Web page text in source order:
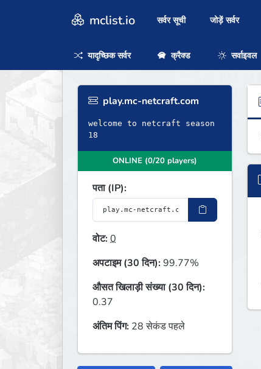
mclist.io सर्वर सूची जोड़ें सर्वर
यादृच्छिक सर्वर क्रैक्ड सर्वाइवल
play.mc-netcraft.com
welcome to netcraft season
18
ONLINE (0/20 players)
पता (IP):
वोट:0
अपटाइम (30 दिन):99.77%
औसत खिलाड़ी संख्या (30 दिन):
0.37
अंतिम पिंग: 28 सेकंड पहले